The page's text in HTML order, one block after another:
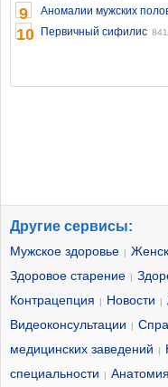
9 Аномалии мужских
10 Первичный сифилис
Другие сервисы:
Мужское здоровье |
Здоровое старение |
Контрацепция | Новости |
Видеоконсультации |
медицинских заведений
|
специальности
|